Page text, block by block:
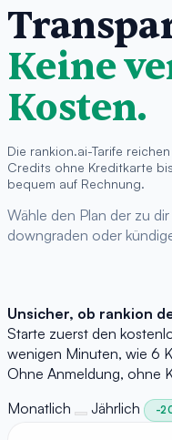
Keine
Kosten.
Die rankion.ai-Tarife
Credits ohne Kreditkarte
bequem auf Rechnung.
Wähle den Plan der zu
downgraden oder
Unsicher, ob rankion
Starte zuerst den
wenigen Minuten, wie 6
Ohne Anmeldung, ohne
Monatlich
Jährlich -